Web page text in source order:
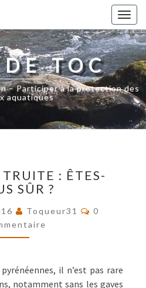
TOC
– Participer à la protection des
aquatiques
OU
TRUITE
ÊTES-
VOUS
SÛR
: ÊTES-
SÛR ?
Toqueur31
0
il n’est pas rare
notamment sans les gaves